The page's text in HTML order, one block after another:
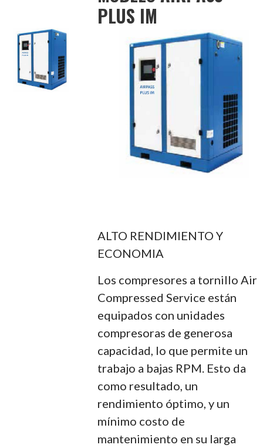
PLUS IM
ALTO RENDIMIENTO Y
ECONOMIA
Los compresores a tornillo Air
Compressed Service están
equipados con unidades
compresoras de generosa
capacidad, lo que permite un
trabajo a bajas RPM. Esto da
como resultado, un
rendimiento óptimo, y un
mínimo costo de
mantenimiento en su larga